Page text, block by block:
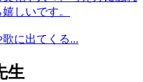
しいです。
に出てくる...
生